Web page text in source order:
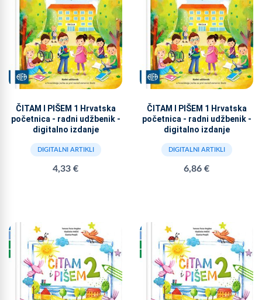
ČITAM I PIŠEM 1 Hrvatska
početnica - radni udžbenik -
digitalno izdanje
DIGITALNI ARTIKLI
4,33 €
ČITAM I PIŠEM 1 Hrvatska
početnica - radni udžbenik -
digitalno izdanje
DIGITALNI ARTIKLI
6,86 €